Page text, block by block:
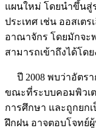
แผนใหม่ โดยนำขึ้นสู่
ประเทศ เช่น ออสเต
อาณาจักร โดยมักจะ
สามารถเข้าถึงได้โด
ปี 2008 พบว่าอัตรา
ขณะที่ระบบคอมพิวเต
การศึกษา และถูกยก
ฝึกฝน อาจตอบโจทย์